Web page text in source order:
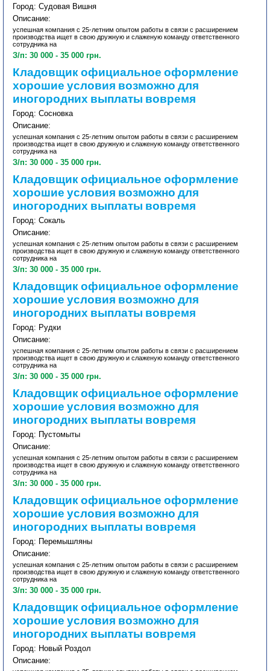
Город: Судовая Вишня
Описание:
успешная компания с 25-летним опытом работы в связи с расширением
производства ищет в свою дружную и слаженую команду ответственного
сотрудника на
З/п: 30 000 - 35 000 грн.
Кладовщик официальное оформление
хорошие условия возможно для
иногородних выплаты вовремя
Город: Сосновка
Описание:
успешная компания с 25-летним опытом работы в связи с расширением
производства ищет в свою дружную и слаженую команду ответственного
сотрудника на
З/п: 30 000 - 35 000 грн.
Кладовщик официальное оформление
хорошие условия возможно для
иногородних выплаты вовремя
Город: Сокаль
Описание:
успешная компания с 25-летним опытом работы в связи с расширением
производства ищет в свою дружную и слаженую команду ответственного
сотрудника на
З/п: 30 000 - 35 000 грн.
Кладовщик официальное оформление
хорошие условия возможно для
иногородних выплаты вовремя
Город: Рудки
Описание:
успешная компания с 25-летним опытом работы в связи с расширением
производства ищет в свою дружную и слаженую команду ответственного
сотрудника на
З/п: 30 000 - 35 000 грн.
Кладовщик официальное оформление
хорошие условия возможно для
иногородних выплаты вовремя
Город: Пустомыты
Описание:
успешная компания с 25-летним опытом работы в связи с расширением
производства ищет в свою дружную и слаженую команду ответственного
сотрудника на
З/п: 30 000 - 35 000 грн.
Кладовщик официальное оформление
хорошие условия возможно для
иногородних выплаты вовремя
Город: Перемышляны
Описание:
успешная компания с 25-летним опытом работы в связи с расширением
производства ищет в свою дружную и слаженую команду ответственного
сотрудника на
З/п: 30 000 - 35 000 грн.
Кладовщик официальное оформление
хорошие условия возможно для
иногородних выплаты вовремя
Город: Новый Роздол
Описание: